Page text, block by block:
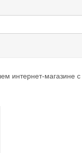
интернет-магазине